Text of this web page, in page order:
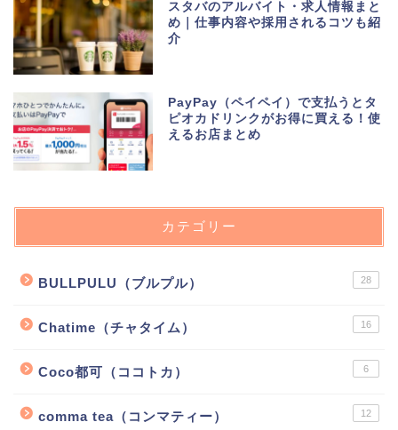
スタバのアルバイト・求人情報まと
め｜仕事内容や採用されるコツも紹
介
PayPay（ペイペイ）で支払うとタ
ピオカドリンクがお得に買える！使
えるお店まとめ
カテゴリー
BULLPULU（ブルプル） 28
Chatime（チャタイム） 16
Coco都可（ココトカ） 6
comma tea（コンマティー） 12